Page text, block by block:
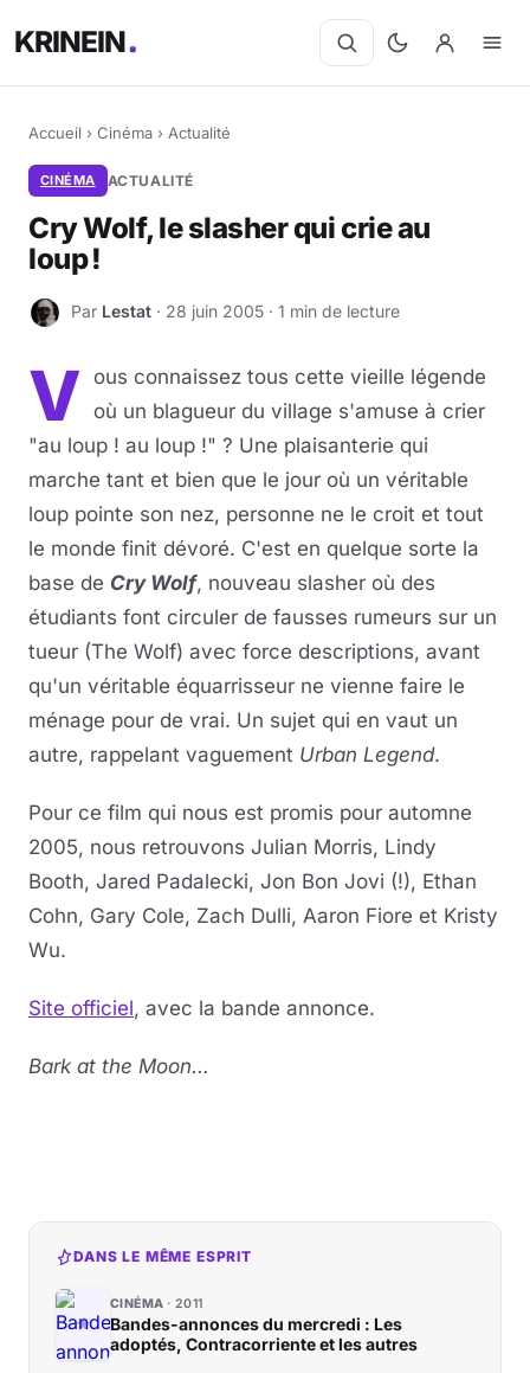
KRINEIN
Accueil › Cinéma › Actualité
CINÉMA ACTUALITÉ
Cry Wolf, le slasher qui crie au
loup !
L Par Lestat · 28 juin 2005 · 1 min de lecture
V
ous connaissez tous cette vieille légende
où un blagueur du village s'amuse à crier
"au loup ! au loup !" ? Une plaisanterie qui
marche tant et bien que le jour où un véritable
loup pointe son nez, personne ne le croit et tout
le monde finit dévoré. C'est en quelque sorte la
base de Cry Wolf, nouveau slasher où des
étudiants font circuler de fausses rumeurs sur un
tueur (The Wolf) avec force descriptions, avant
qu'un véritable équarrisseur ne vienne faire le
ménage pour de vrai. Un sujet qui en vaut un
autre, rappelant vaguement Urban Legend.
Pour ce film qui nous est promis pour automne
2005, nous retrouvons Julian Morris, Lindy
Booth, Jared Padalecki, Jon Bon Jovi (!), Ethan
Cohn, Gary Cole, Zach Dulli, Aaron Fiore et Kristy
Wu.
Site officiel, avec la bande annonce.
Bark at the Moon...
DANS LE MÊME ESPRIT
CINÉMA 2011
Bandes-annonces du mercredi : Les
adoptés, Contracorriente et les autres